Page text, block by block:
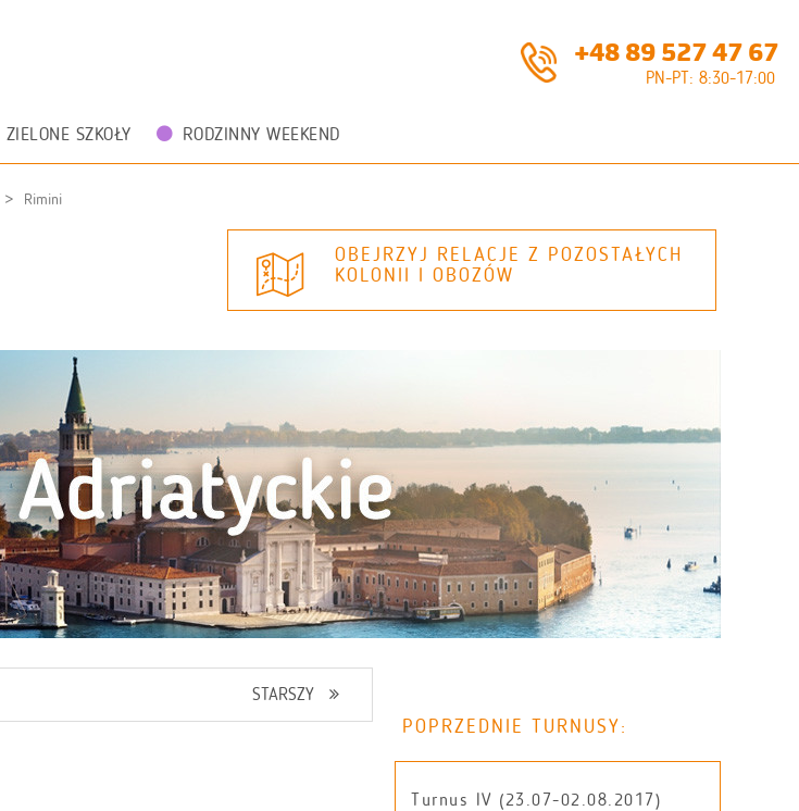
+48 89 527 47 67
PN-PT: 8:30-17:00
ZIELONE SZKOŁY RODZINNY WEEKEND
Rimini
OBEJRZYJ RELACJE Z POZOSTAŁYCH
KOLONII I OBOZÓW
STARSZY
POPRZEDNIE TURNUSY:
Turnus IV (23.07-02.08.2017)